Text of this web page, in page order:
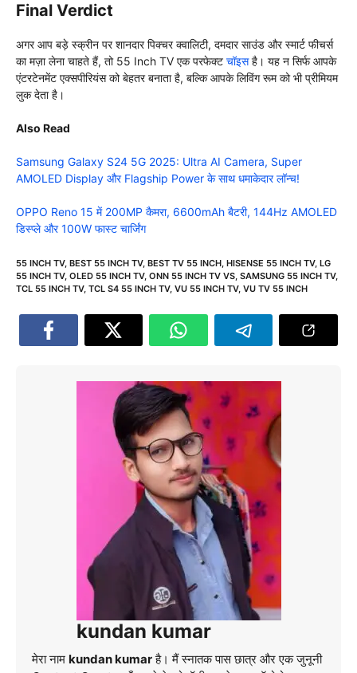
Final Verdict
अगर आप बड़े स्क्रीन पर शानदार पिक्चर क्वालिटी, दमदार साउंड और स्मार्ट फीचर्स
का मज़ा लेना चाहते हैं, तो 55 Inch TV एक परफेक्ट चॉइसहै। यह न सिर्फ आपके
एंटरटेनमेंट एक्सपीरियंस को बेहतर बनाता है, बल्कि आपके लिविंग रूम को भी प्रीमियम
लुक देता है।
Also Read
Samsung Galaxy S24 5G 2025: Ultra AI Camera, Super
AMOLED Display और Flagship Power के साथ धमाकेदार लॉन्च!
OPPO Reno 15 में 200MP कैमरा, 6600mAh बैटरी, 144Hz AMOLED
डिस्प्ले और 100W फास्ट चार्जिंग
55 INCH TV, BEST 55 INCH TV, BEST TV 55 INCH, HISENSE 55 INCH TV, LG
55 INCH TV, OLED 55 INCH TV, ONN 55 INCH TV VS, SAMSUNG 55 INCH TV,
TCL 55 INCH TV, TCL S4 55 INCH TV, VU 55 INCH TV, VU TV 55 INCH
kundan kumar
मेरा नाम kundan kumarहै। मैं स्नातक पास छात्र और एक जुनूनी